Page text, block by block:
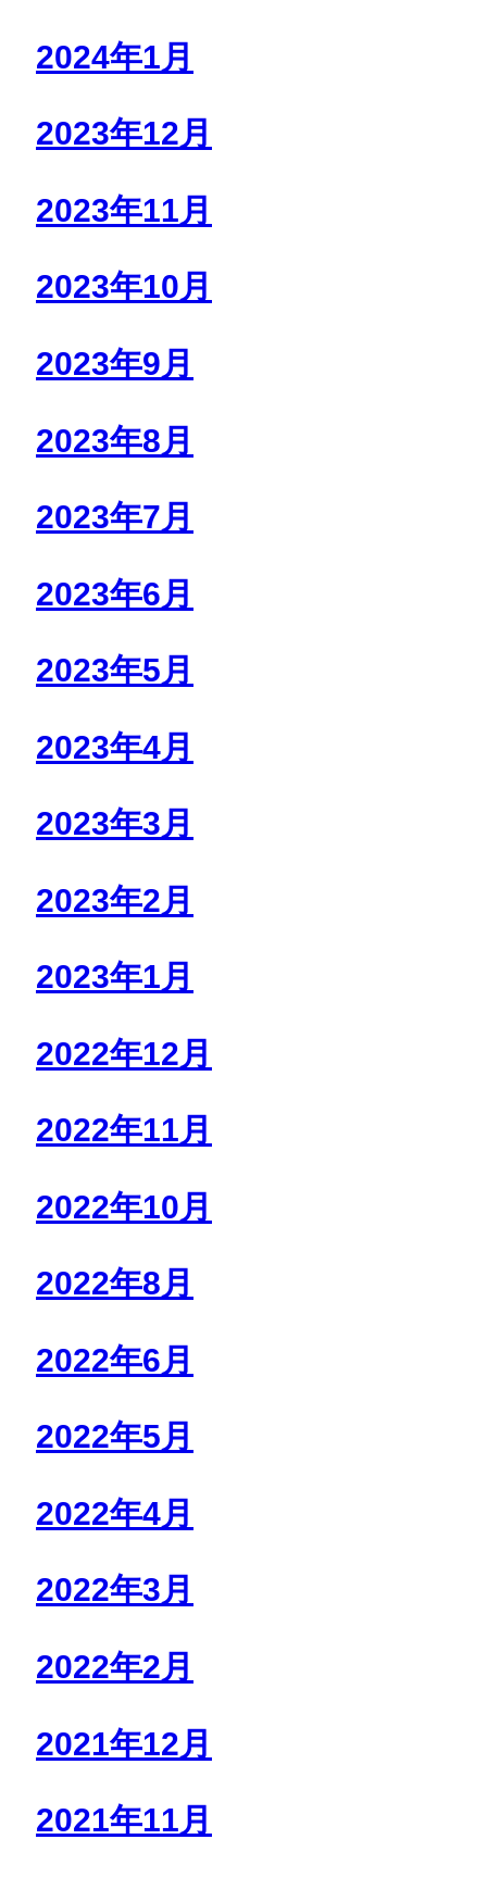
2024年1月
2023年12月
2023年11月
2023年10月
2023年9月
2023年8月
2023年7月
2023年6月
2023年5月
2023年4月
2023年3月
2023年2月
2023年1月
2022年12月
2022年11月
2022年10月
2022年8月
2022年6月
2022年5月
2022年4月
2022年3月
2022年2月
2021年12月
2021年11月